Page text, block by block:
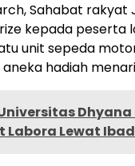
Sahabat rakyat
kepada peserta
unit sepeda
hadiah
Dhyana
Labora Lewat